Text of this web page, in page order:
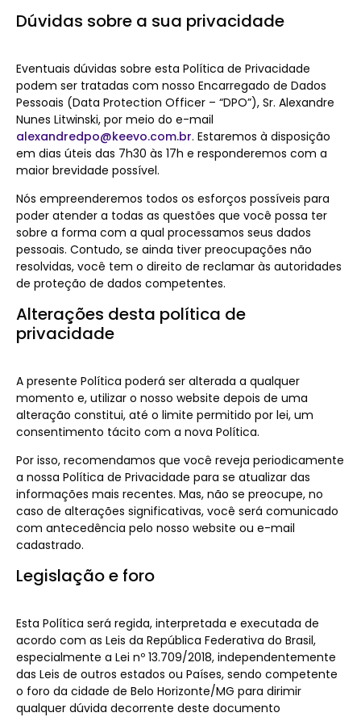
Dúvidas sobre a sua privacidade
Eventuais dúvidas sobre esta Política de Privacidade
podem ser tratadas com nosso Encarregado de Dados
Pessoais (Data Protection Officer – “DPO”), Sr. Alexandre
Nunes Litwinski, por meio do e-mail
alexandredpo@keevo.com.br. Estaremos à disposição
em dias úteis das 7h30 às 17h e responderemos com a
maior brevidade possível.
Nós empreenderemos todos os esforços possíveis para
poder atender a todas as questões que você possa ter
sobre a forma com a qual processamos seus dados
pessoais. Contudo, se ainda tiver preocupações não
resolvidas, você tem o direito de reclamar às autoridades
de proteção de dados competentes.
Alterações desta política de
privacidade
A presente Política poderá ser alterada a qualquer
momento e, utilizar o nosso website depois de uma
alteração constitui, até o limite permitido por lei, um
consentimento tácito com a nova Política.
Por isso, recomendamos que você reveja periodicamente
a nossa Política de Privacidade para se atualizar das
informações mais recentes. Mas, não se preocupe, no
caso de alterações significativas, você será comunicado
com antecedência pelo nosso website ou e-mail
cadastrado.
Legislação e foro
Esta Política será regida, interpretada e executada de
acordo com as Leis da República Federativa do Brasil,
especialmente a Lei nº 13.709/2018, independentemente
das Leis de outros estados ou Países, sendo competente
o foro da cidade de Belo Horizonte/MG para dirimir
qualquer dúvida decorrente deste documento